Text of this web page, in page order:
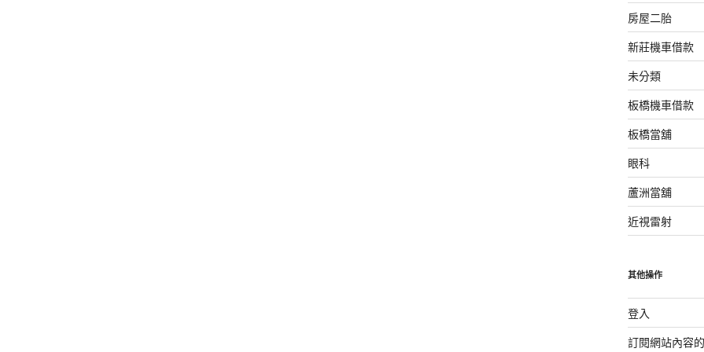
房屋二胎
新莊機車借款
未分類
板橋機車借款
板橋當舖
眼科
蘆洲當舖
近視雷射
其他操作
登入
訂閱網站內容